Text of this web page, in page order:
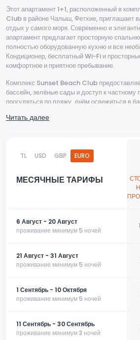
Этот апартамент 1+1, расположенный в
Club в районе Чалыш, Фетхие, приглашает
отдых у самого моря. Современно и
апартамент предлагает просторную
полностью оборудованную кухню и все
Кондиционер, бесплатный Wi-Fi и
комфортное и приятное пребывание.
Комплекс Sunset Beach Club
бассейн, зелёные сады и доступ к
прогуляться по пляжу, днём освежиться в
рестораны, кафе и магазины сделают ваш
Этот апартамент — идеальный выбор для
спокойствием природы, не отказываясь от
солнцем и домашним комфортом в этом
📞 Свяжитесь с нами сегодня, чтобы
Читать далее
TL USD GBP EURO
МЕСЯЧНЫЕ ТАРИФЫ
6 Август - 20 Август
проживание минимум 5 ночей
21 Август - 31 Август
проживание минимум 5 ночей
1 Сентябрь - 10 Октября
проживание минимум 5 ночей
11 Сентябрь - 30 Сентябрь
проживание минимум 3 ночей